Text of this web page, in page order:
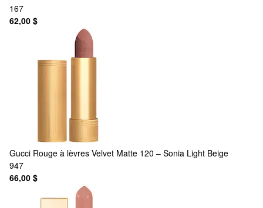
167
62,00 $
Gucci Rouge à lèvres Velvet Matte 120 – Sonia Light Beige
947
66,00 $